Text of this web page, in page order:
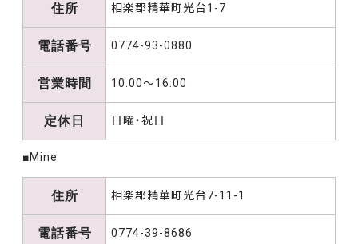
住所 相楽郡精華町光台1-7
電話番号 0774-93-0880
営業時間 10:00～16:00
定休日 日曜・祝日
■Mine
住所 相楽郡精華町光台7-11-1
電話番号 0774-39-8686